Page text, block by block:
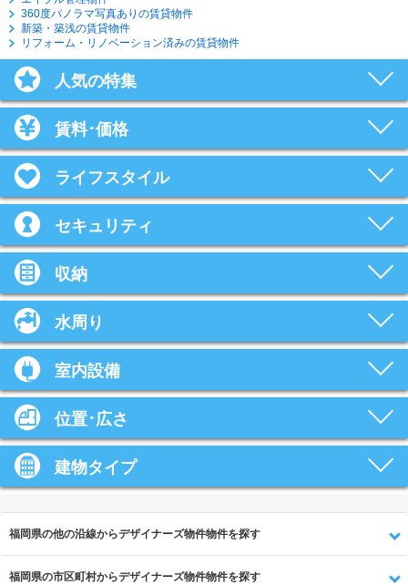
360度パノラマ写真ありの賃貸物件
新築・築浅の賃貸物件
リフォーム・リノベーション済みの賃貸物件
人気の特集
賃料･価格
ライフスタイル
セキュリティ
収納
水周り
室内設備
位置･広さ
建物タイプ
福岡県の他の沿線からデザイナーズ物件物件を探す
福岡県の市区町村からデザイナーズ物件物件を探す